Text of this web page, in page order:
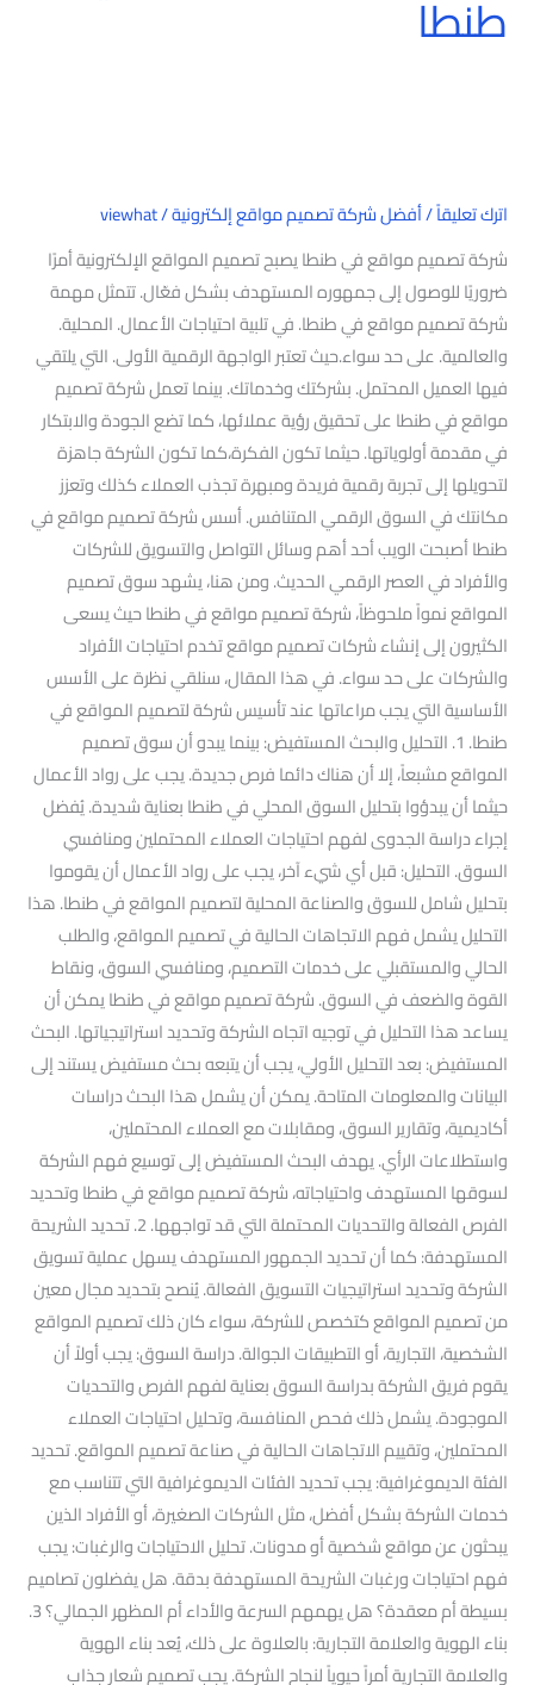
طنطا
اترك تعليقاً/أفضل شركة تصميم مواقع إلكترونية/
viewhat
شركة تصميم مواقع في طنطا يصبح تصميم المواقع الإلكترونية أمرًا
ضروريًا للوصول إلى جمهوره المستهدف بشكل فعّال. تتمثل مهمة
شركة تصميم مواقع في طنطا. في تلبية احتياجات الأعمال. المحلية.
والعالمية. على حد سواء.حيث تعتبر الواجهة الرقمية الأولى. التي يلتقي
فيها العميل المحتمل. بشركتك وخدماتك. بينما تعمل شركة تصميم
مواقع في طنطا على تحقيق رؤية عملائها، كما تضع الجودة والابتكار
في مقدمة أولوياتها. حيثما تكون الفكرة،كما تكون الشركة جاهزة
لتحويلها إلى تجربة رقمية فريدة ومبهرة تجذب العملاء كذلك وتعزز
مكانتك في السوق الرقمي المتنافس. أسس شركة تصميم مواقع في
طنطا أصبحت الويب أحد أهم وسائل التواصل والتسويق للشركات
والأفراد في العصر الرقمي الحديث. ومن هنا، يشهد سوق تصميم
المواقع نمواً ملحوظاً، شركة تصميم مواقع في طنطا حيث يسعى
الكثيرون إلى إنشاء شركات تصميم مواقع تخدم احتياجات الأفراد
والشركات على حد سواء. في هذا المقال، سنلقي نظرة على الأسس
الأساسية التي يجب مراعاتها عند تأسيس شركة لتصميم المواقع في
طنطا. 1. التحليل والبحث المستفيض: بينما يبدو أن سوق تصميم
المواقع مشبعاً، إلا أن هناك دائما فرص جديدة. يجب على رواد الأعمال
حيثما أن يبدؤوا بتحليل السوق المحلي في طنطا بعناية شديدة. يُفضل
إجراء دراسة الجدوى لفهم احتياجات العملاء المحتملين ومنافسي
السوق. التحليل: قبل أي شيء آخر، يجب على رواد الأعمال أن يقوموا
بتحليل شامل للسوق والصناعة المحلية لتصميم المواقع في طنطا. هذا
التحليل يشمل فهم الاتجاهات الحالية في تصميم المواقع، والطلب
الحالي والمستقبلي على خدمات التصميم، ومنافسي السوق، ونقاط
القوة والضعف في السوق. شركة تصميم مواقع في طنطا يمكن أن
يساعد هذا التحليل في توجيه اتجاه الشركة وتحديد استراتيجياتها. البحث
المستفيض: بعد التحليل الأولي، يجب أن يتبعه بحث مستفيض يستند إلى
البيانات والمعلومات المتاحة. يمكن أن يشمل هذا البحث دراسات
أكاديمية، وتقارير السوق، ومقابلات مع العملاء المحتملين،
واستطلاعات الرأي. يهدف البحث المستفيض إلى توسيع فهم الشركة
لسوقها المستهدف واحتياجاته، شركة تصميم مواقع في طنطا وتحديد
الفرص الفعالة والتحديات المحتملة التي قد تواجهها. 2. تحديد الشريحة
المستهدفة: كما أن تحديد الجمهور المستهدف يسهل عملية تسويق
الشركة وتحديد استراتيجيات التسويق الفعالة. يُنصح بتحديد مجال معين
من تصميم المواقع كتخصص للشركة، سواء كان ذلك تصميم المواقع
الشخصية، التجارية، أو التطبيقات الجوالة. دراسة السوق: يجب أولاً أن
يقوم فريق الشركة بدراسة السوق بعناية لفهم الفرص والتحديات
الموجودة. يشمل ذلك فحص المنافسة، وتحليل احتياجات العملاء
المحتملين، وتقييم الاتجاهات الحالية في صناعة تصميم المواقع. تحديد
الفئة الديموغرافية: يجب تحديد الفئات الديموغرافية التي تتناسب مع
خدمات الشركة بشكل أفضل، مثل الشركات الصغيرة، أو الأفراد الذين
يبحثون عن مواقع شخصية أو مدونات. تحليل الاحتياجات والرغبات: يجب
فهم احتياجات ورغبات الشريحة المستهدفة بدقة. هل يفضلون تصاميم
بسيطة أم معقدة؟ هل يهمهم السرعة والأداء أم المظهر الجمالي؟ 3.
بناء الهوية والعلامة التجارية: بالعلاوة على ذلك، يُعد بناء الهوية
والعلامة التجارية أمراً حيوياً لنجاح الشركة. يجب تصميم شعار جذاب